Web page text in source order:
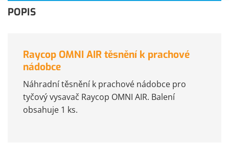
POPIS
Raycop OMNI AIR těsnění k prachové
nádobce
Náhradní těsnění k prachové nádobce pro
tyčový vysavač Raycop OMNI AIR. Balení
obsahuje 1 ks.